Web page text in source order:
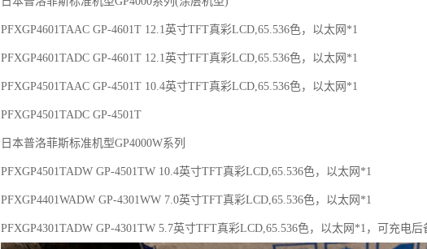
PFXGP4601TAAC GP-4601T 12.1英寸TFT真彩LCD,65.536色，以太网*1
PFXGP4601TADC GP-4601T 12.1英寸TFT真彩LCD,65.536色，以太网*1
PFXGP4501TAAC GP-4501T 10.4英寸TFT真彩LCD,65.536色，以太网*1
PFXGP4501TADC GP-4501T
日本普洛菲斯标准机型GP4000W系列
PFXGP4501TADW GP-4501TW 10.4英寸TFT真彩LCD,65.536色，以太网*1
PFXGP4401WADW GP-4301WW 7.0英寸TFT真彩LCD,65.536色，以太网*1
PFXGP4301TADW GP-4301TW 5.7英寸TFT真彩LCD,65.536色，以太网*1，可充电后